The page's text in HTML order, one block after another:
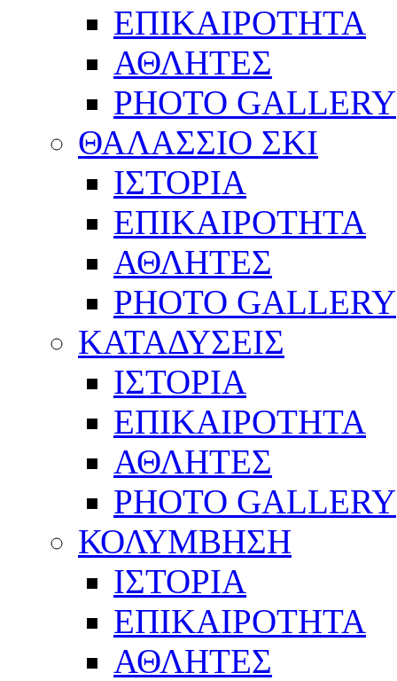
ΕΠΙΚΑΙΡΟΤΗΤΑ
ΑΘΛΗΤΕΣ
PHOTO GALLERY
ΘΑΛΑΣΣΙΟ ΣΚΙ
ΙΣΤΟΡΙΑ
ΕΠΙΚΑΙΡΟΤΗΤΑ
ΑΘΛΗΤΕΣ
PHOTO GALLERY
ΚΑΤΑΔΥΣΕΙΣ
ΙΣΤΟΡΙΑ
ΕΠΙΚΑΙΡΟΤΗΤΑ
ΑΘΛΗΤΕΣ
PHOTO GALLERY
ΚΟΛΥΜΒΗΣΗ
ΙΣΤΟΡΙΑ
ΕΠΙΚΑΙΡΟΤΗΤΑ
ΑΘΛΗΤΕΣ